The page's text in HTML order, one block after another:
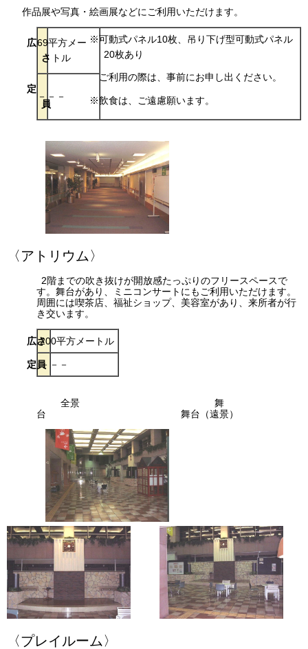
作品展や写真・絵画展などにご利用いただけます。
広
さ
69平方メー
トル
※可動式パネル10枚、吊り下げ型可動式パネル
20枚あり
ご利用の際は、事前にお申し出ください。
※飲食は、ご遠慮願います。
定
員
－－－
〈アトリウム〉
2階までの吹き抜けが開放感たっぷりのフリースペースで
す。舞台があり、ミニコンサートにもご利用いただけます。
周囲には喫茶店、福祉ショップ、美容室があり、来所者が行
き交います。
広さ200平方メートル
定員－－－
全景 舞
台 舞台（遠景）
〈プレイルーム〉